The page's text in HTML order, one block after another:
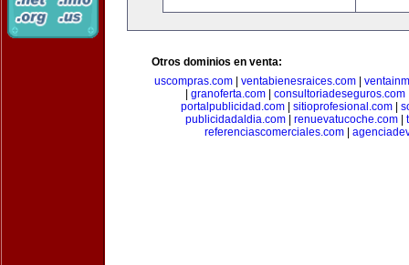
Otros dominios en venta:
uscompras.com| ventabienesraices.com|
granoferta.com| consultoriadeseguros.com
portalpublicidad.com
sitioprofesional.com
publicidadaldia.com| renuevatucoche.com|
referenciascomerciales.com